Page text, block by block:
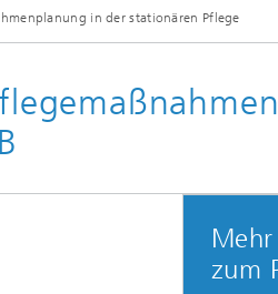
in der stationären Pflege
zum